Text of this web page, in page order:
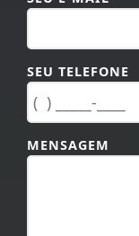
SEU TELEFONE
MENSAGEM